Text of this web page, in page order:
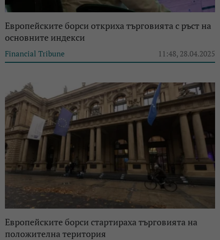
Европейските борси откриха търговията с ръст на
основните индекси
Financial Tribune 11:48, 28.04.2025
Европейските борси стартираха търговията на
положителна територия